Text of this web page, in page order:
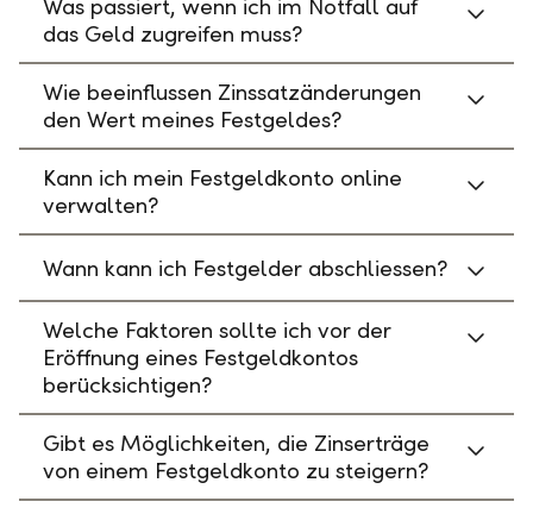
Was passiert, wenn ich im Notfall auf
das Geld zugreifen muss?
Wie beeinflussen Zinssatzänderungen
den Wert meines Festgeldes?
Kann ich mein Festgeldkonto online
verwalten?
Wann kann ich Festgelder abschliessen?
Welche Faktoren sollte ich vor der
Eröffnung eines Festgeldkontos
berücksichtigen?
Gibt es Möglichkeiten, die Zinserträge
von einem Festgeldkonto zu steigern?